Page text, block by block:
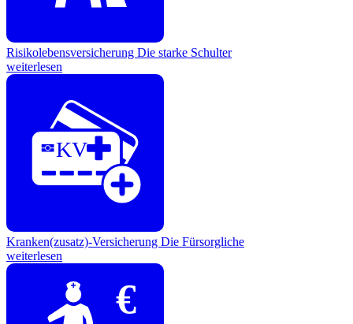
Risikolebensversicherung Die starke Schulter
weiterlesen
KV
Kranken(zusatz)-Versicherung Die Fürsorgliche
weiterlesen
€